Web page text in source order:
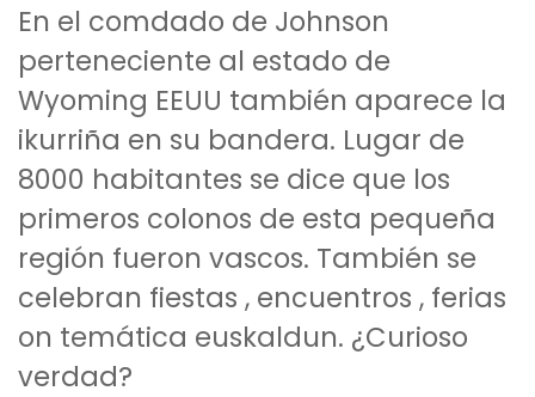
En el comdado de Johnson
perteneciente al estado de
Wyoming EEUU también aparece la
ikurriña en su bandera. Lugar de
8000 habitantes se dice que los
primeros colonos de esta pequeña
región fueron vascos. También se
celebran fiestas , encuentros , ferias
on temática euskaldun. ¿Curioso
verdad?